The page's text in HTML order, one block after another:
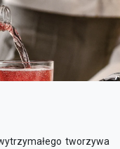
tworzywa